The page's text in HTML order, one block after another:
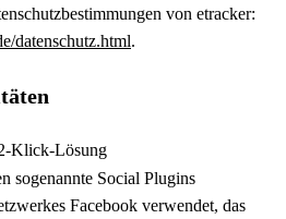
von etracker:
datenschutz.html.
Klick-Lösung
sogenannte Social Plugins
Facebook verwendet, das